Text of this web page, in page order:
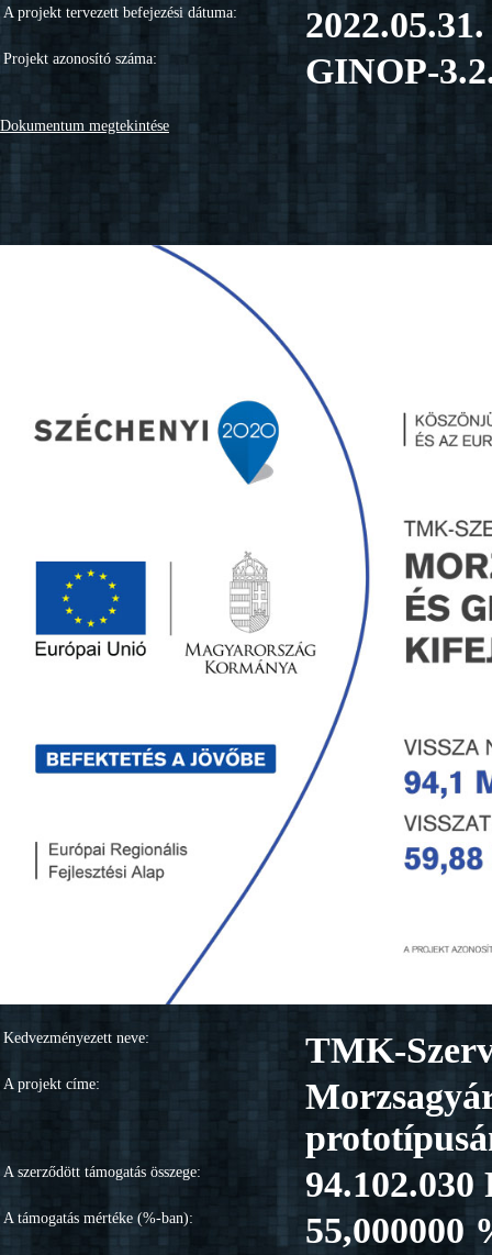
A projekt tervezett befejezési dátuma: 2022.05.31.
Projekt azonosító száma: GINOP-
Dokumentum megtekintése
Kedvezményezett neve: TMK-
A projekt címe:
A szerződött támogatás összege: 94.102.030
A támogatás mértéke (%-ban): 55,000000